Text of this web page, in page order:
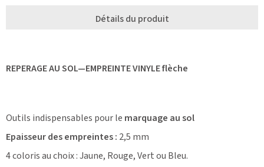
Détails du produit
REPERAGE AU SOL—EMPREINTE VINYLE flèche
Outils indispensables pour le marquage au sol
Epaisseur des empreintes : 2,5 mm
4 coloris au choix : Jaune, Rouge, Vert ou Bleu.